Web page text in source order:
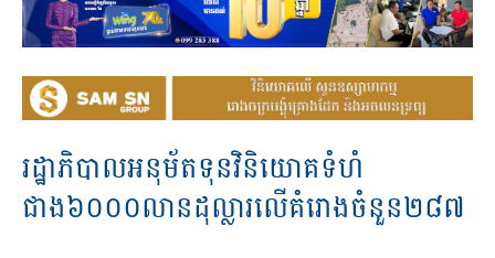
រដ្ឋាភិបាលអនុម័តទុនវិនិយោគទំហំ
ជាង៦០០០លានដុល្លារលើគំរោងចំនួន២៨៧